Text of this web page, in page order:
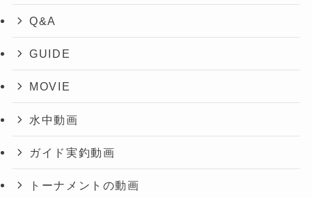
Q&A
GUIDE
MOVIE
水中動画
ガイド実釣動画
トーナメントの動画